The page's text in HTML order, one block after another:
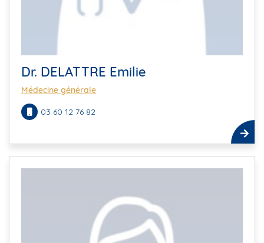
Dr. DELATTRE Emilie
Médecine générale
03 60 12 76 82